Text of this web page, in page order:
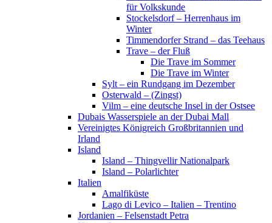
für Volkskunde
Stockelsdorf – Herrenhaus im
Winter
Timmendorfer Strand – das Teehaus
Trave – der Fluß
Die Trave im Sommer
Die Trave im Winter
Sylt – ein Rundgang im Dezember
Osterwald – (Zingst)
Vilm – eine deutsche Insel in der Ostsee
Dubais Wasserspiele an der Dubai Mall
Vereinigtes Königreich Großbritannien und
Irland
Island
Island – Thingvellir Nationalpark
Island – Polarlichter
Italien
Amalfiküste
Lago di Levico – Italien – Trentino
Jordanien – Felsenstadt Petra